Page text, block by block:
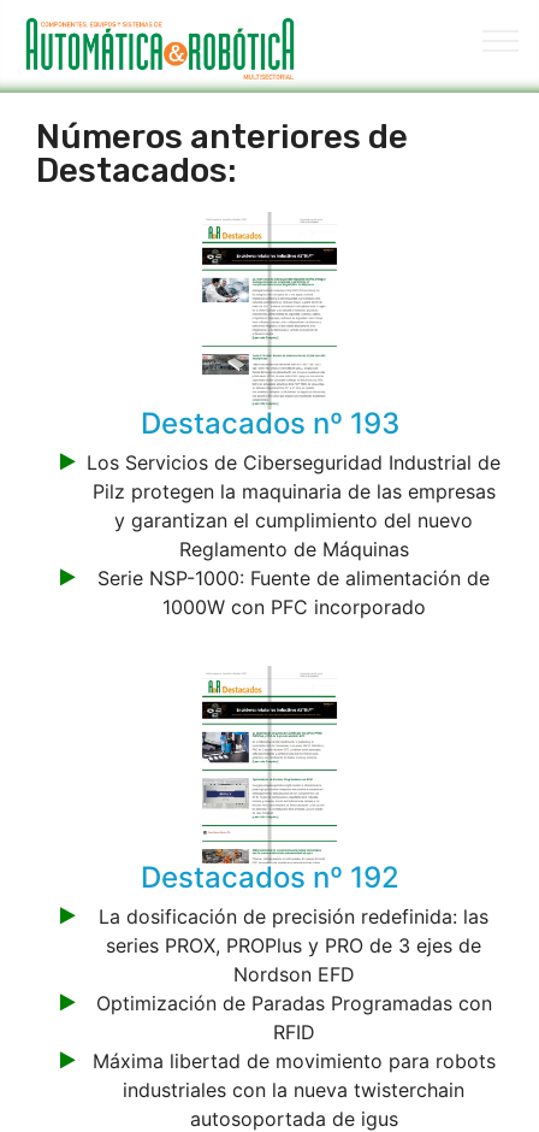
Números anteriores de
Destacados:
Destacados nº 193
Los Servicios de Ciberseguridad Industrial de
Pilz protegen la maquinaria de las empresas
y garantizan el cumplimiento del nuevo
Reglamento de Máquinas
Serie NSP-1000: Fuente de alimentación de
1000W con PFC incorporado
Destacados nº 192
La dosificación de precisión redefinida: las
series PROX, PROPlus y PRO de 3 ejes de
Nordson EFD
Optimización de Paradas Programadas con
RFID
Máxima libertad de movimiento para robots
industriales con la nueva twisterchain
autosoportada de igus